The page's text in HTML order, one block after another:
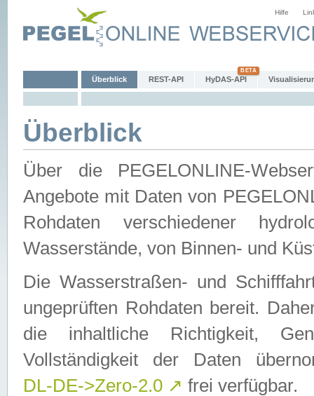
Hilfe
Überblick REST-API HyDAS-API
Überblick
Über die PEGELONLINE-
Angebote mit Daten von
Rohdaten verschiedener
Wasserstände, von Binnen- und
Die Wasserstraßen- und
ungeprüften Rohdaten bereit.
die inhaltliche Richtigkeit,
Vollständigkeit der Daten
DL-DE->Zero-2.0 ↗ frei verfügbar.